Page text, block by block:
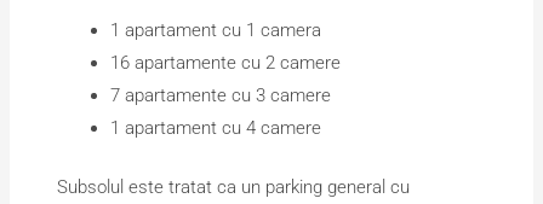
1 apartament cu 1 camera
16 apartamente cu 2 camere
7 apartamente cu 3 camere
1 apartament cu 4 camere
Subsolul este tratat ca un parking general cu